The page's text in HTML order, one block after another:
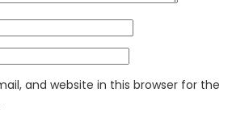
and website in this browser for the